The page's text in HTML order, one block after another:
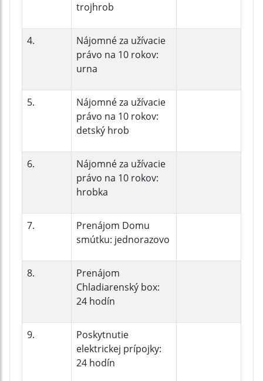
trojhrob
4.
Nájomné za užívacie
právo na 10 rokov:
urna
5.
Nájomné za užívacie
právo na 10 rokov:
detský hrob
6.
Nájomné za užívacie
právo na 10 rokov:
hrobka
7.
Prenájom Domu
smútku: jednorazovo
8.
Prenájom
Chladiarenský box:
24 hodín
9.
Poskytnutie
elektrickej prípojky:
24 hodín